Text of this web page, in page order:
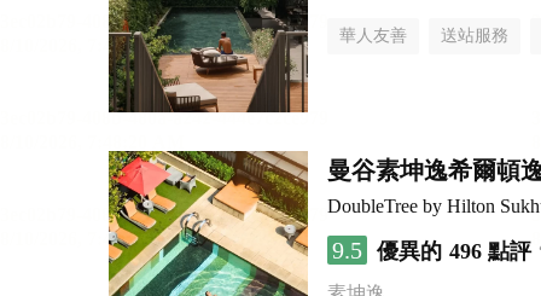
華人友善 送站服務
曼谷素坤逸希爾頓
DoubleTree by Hilton
9.5 優異的 496 點評